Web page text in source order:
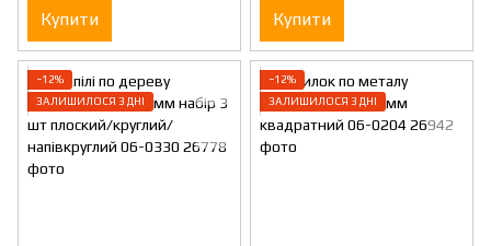
квадратний 06-0250
Купити Купити
−12%
ЗАЛИШИЛОСЯ 3 ДНІ
−12%
ЗАЛИШИЛОСЯ 3 ДНІ